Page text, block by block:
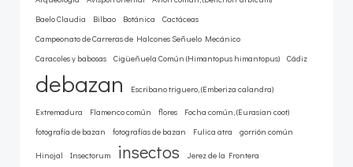
Baelo Claudia
Bilbao Botánica
Cactáceas
Campeonato de Carreras de Halcones Señuelo Mecánico
Caracoles y babosas
Cigüeñuela Común (Himantopus himantopus) Cádiz
debazan Escribano triguero, (Emberiza calandra)
Extremadura Flamenco común flores
Focha común, (Eurasian coot)
fotografía de bazan
fotografías de bazan Fulica atra gorrión común
Hinojal Insectorum insectos
Jerez de la Frontera